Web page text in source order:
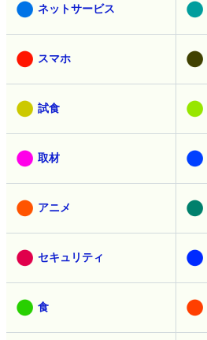
ネットサービス
スマホ
試食
取材
アニメ
セキュリティ
食